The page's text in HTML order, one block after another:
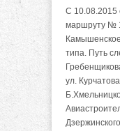
С 10.08.2015
маршруту №
типа. Путь
ул.